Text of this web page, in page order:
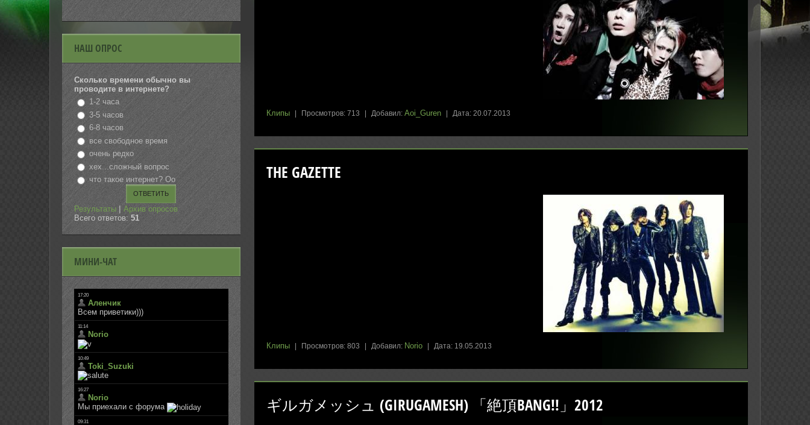
Клипы Просмотров: 713 Добавил: Aoi_Guren Дата: 20.07.2013
THE GAZETTE
Клипы Просмотров: 803 Добавил: Norio Дата: 19.05.2013
ギルガメッシュ (GIRUGAMESH) 「絶頂BANG!!」2012
НАШ ОПРОС
Сколько времени обычно вы
проводите в интернете?
1-2 часа
3-5 часов
6-8 часов
все свободное время
очень редко
хех...сложный вопрос
что такое интернет? Оо
Результаты | Архив опросов
Всего ответов: 51
МИНИ-ЧАТ